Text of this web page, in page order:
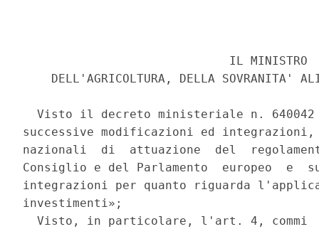
                             IL MINISTRO
DELL'AGRICOLTURA, DELLA SOVRANITA'
Visto il decreto ministeriale n.
successive modificazioni ed
nazionali  di  attuazione  del
Consiglio e del Parlamento  europeo  e
integrazioni per quanto riguarda
investimenti»;
Visto, in particolare, l'art. 4, commi